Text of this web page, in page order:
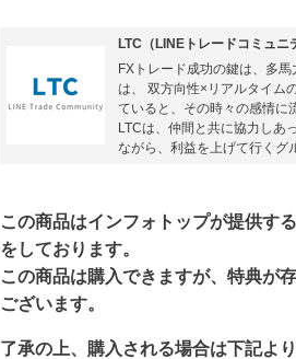
LTC（LINEトレードコミュニ
FXトレード成功の鍵は、多
は、 双方向性×リアルタイム
ていると、その時々の感情に
LTCは、仲間と共に協力しあ
ながら、利益を上げて行くグ
この商品はインフォトップが提供す
をしております。
この商品は購入できますが、特典が
ございます。
了承の上、購入される場合は下記よ